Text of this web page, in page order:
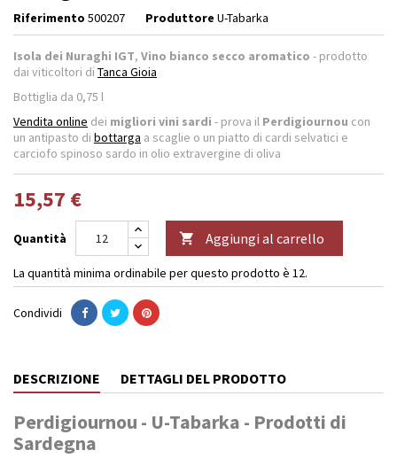
Riferimento 500207 Produttore U-Tabarka
Isola dei Nuraghi IGT, Vino bianco secco aromatico - prodotto
dai viticoltori di Tanca Gioia
Bottiglia da 0,75 l
Vendita online dei migliori vini sardi - prova il Perdigiournou con
un antipasto di bottarga a scaglie o un piatto di cardi selvatici e
carciofo spinoso sardo in olio extravergine di oliva
15,57 €
Quantità  Aggiungi al carrello
La quantità minima ordinabile per questo prodotto è 12.
Condividi
DESCRIZIONE DETTAGLI DEL PRODOTTO
Perdigiournou - U-Tabarka - Prodotti di
Sardegna